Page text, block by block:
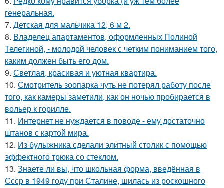
генеральная.
7. Детская для мальчика 12, 6 м 2.
8. Владелец апартаментов, оформленных Полиной
Телегиной, - молодой человек с четким пониманием того,
каким должен быть его дом.
9. Светлая, красивая и уютная квартира.
10. Смотритель зоопарка чуть не потерял работу после
того, как камеры заметили, как он ночью пробирается в
вольер к горилле.
11. Интернет не нуждается в поводе - ему достаточно
штанов с картой мира.
12. Из булыжника сделали элитный столик с помощью
эффектного трюка со стеклом.
13. Знаете ли вы, что школьная форма, введённая в
Ссср в 1949 году при Сталине, шилась из роскошного